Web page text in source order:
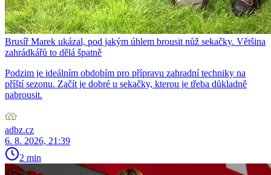
Brusíř Marek ukázal, pod jakým úhlem brousit nůž sekačky. Většina
zahrádkářů to dělá špatně
Podzim je ideálním obdobím pro přípravu zahradní techniky na
příští sezonu. Začít je dobré u sekačky, kterou je třeba důkladně
nabrousit.
adbz.cz
6. 8. 2026, 21:39
2 min